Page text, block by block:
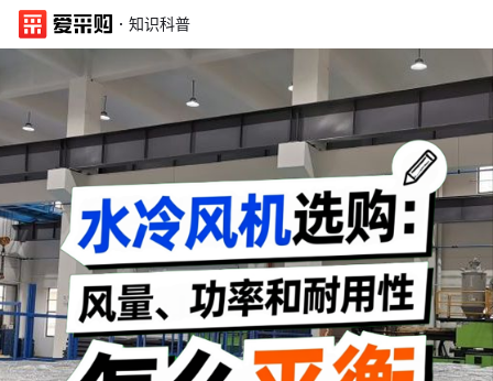
· 知识科普